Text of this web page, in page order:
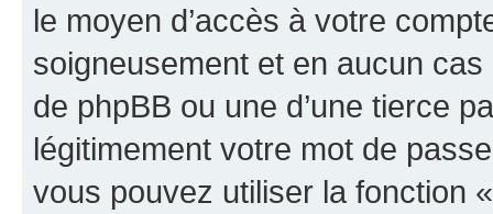
le moyen d’accès à votre
soigneusement et en aucun
de phpBB ou une d’une tierce
légitimement votre mot de
vous pouvez utiliser la fonction